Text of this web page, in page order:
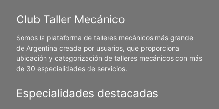
Club Taller Mecánico
Somos la plataforma de talleres mecánicos más grande
de Argentina creada por usuarios, que proporciona
ubicación y categorización de talleres mecánicos con más
de 30 especialidades de servicios.
Especialidades destacadas